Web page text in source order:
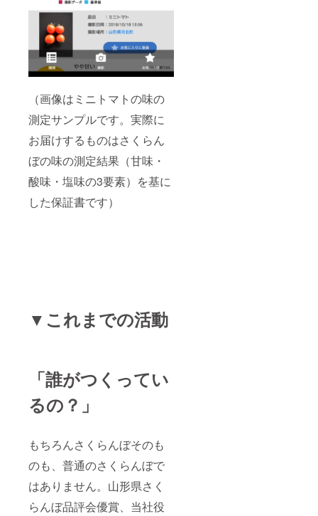
（画像はミニトマトの味の
測定サンプルです。実際に
お届けするものはさくらん
ぼの味の測定結果（甘味・
酸味・塩味の3要素）を基に
した保証書です）
▼これまでの活動
「誰がつくってい
るの？」
もちろんさくらんぼそのも
のも、普通のさくらんぼで
はありません。山形県さく
らんぼ品評会優賞、当社役